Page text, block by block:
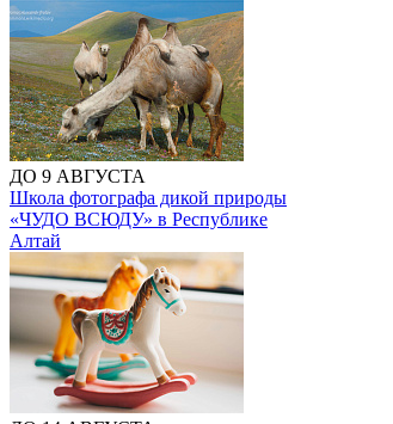
ДО 9 АВГУСТА
Школа фотографа дикой природы
«ЧУДО ВСЮДУ» в Республике
Алтай